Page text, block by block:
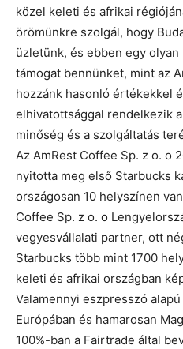
közel keleti és afrikai
örömünkre szolgál, hogy
üzletünk, és ebben egy
támogat bennünket, mint az
hozzánk hasonló értékekkel
elhivatottsággal rendelkezik
minőség és a szolgáltatás
Az AmRest Coffee Sp. z o. o
nyitotta meg első Starbucks
országosan 10 helyszínen
Coffee Sp. z o. o
vegyesvállalati partner, ott
Starbucks több mint 1700
keleti és afrikai országban
Valamennyi eszpresszó
Európában és hamarosan
100%-ban a Fairtrade által